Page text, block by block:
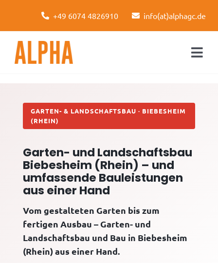
content
+49 6074 4826910 info(at)alphagc.de
Leistungen
Über uns
Kontakt
GARTEN- & LANDSCHAFTSBAU · BIEBESHEIM
(RHEIN)
Garten- und Landschaftsbau
Biebesheim (Rhein) – und
umfassende Bauleistungen
aus einer Hand
Vom gestalteten Garten bis zum
fertigen Ausbau – Garten- und
Landschaftsbau und Bau in Biebesheim
(Rhein) aus einer Hand.